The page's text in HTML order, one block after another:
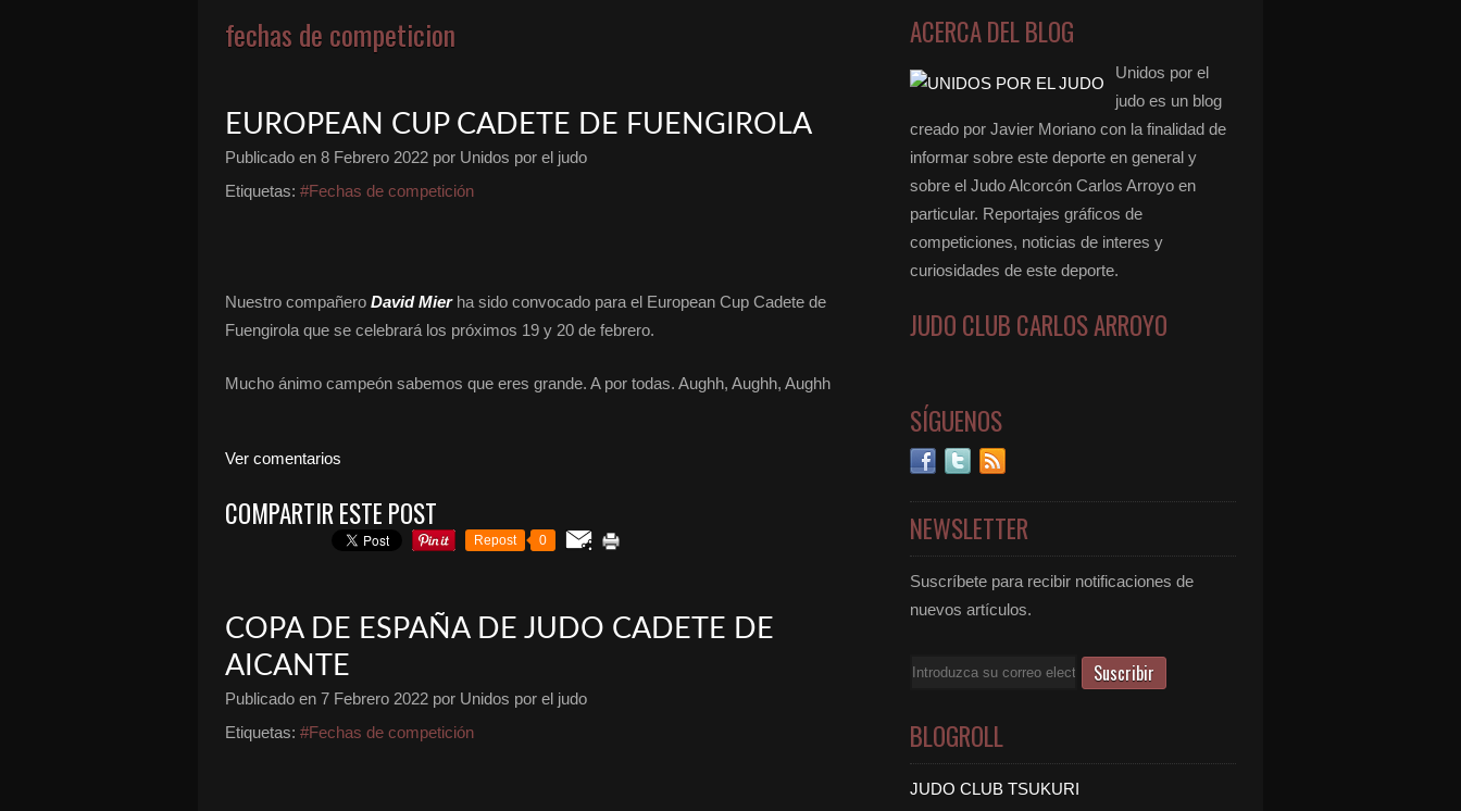
fechas de competicion
EUROPEAN CUP CADETE DE FUENGIROLA
Publicado en 8 Febrero 2022 por Unidos por el judo
Etiquetas: #Fechas de competición
Nuestro compañero David Mierha sido convocado para el European Cup Cadete de
Fuengirola que se celebrará los próximos 19 y 20 de febrero.
Mucho ánimo campeón sabemos que eres grande. A por todas. Aughh, Aughh, Aughh
Ver comentarios
COMPARTIR ESTE POST
Repost 0
COPA DE ESPAÑA DE JUDO CADETE DE
AICANTE
Publicado en 7 Febrero 2022 por Unidos por el judo
Etiquetas: #Fechas de competición
ACERCA DEL BLOG
Unidos por el
judo es un blog
creado por Javier Moriano con la finalidad de
informar sobre este deporte en general y
sobre el Judo Alcorcón Carlos Arroyo en
particular. Reportajes gráficos de
competiciones, noticias de interes y
curiosidades de este deporte.
JUDO CLUB CARLOS ARROYO
SÍGUENOS
NEWSLETTER
Suscríbete para recibir notificaciones de
nuevos artículos.
Email
BLOGROLL
JUDO CLUB TSUKURI